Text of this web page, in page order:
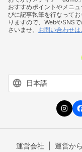
おすすめポイントやメニ
びに記事執筆を行なって
りますので、WebやSNS
さいませ。 お問い合わせは
運営会社 運営か